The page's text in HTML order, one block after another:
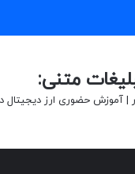
متنی:
آموزش حضوری ارز دیجیتال